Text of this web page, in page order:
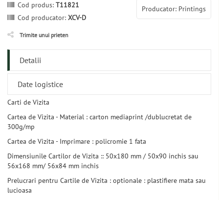
Producator: Printings
Cod produs: T11821
Cod producator: XCV-D
Trimite unui prieten
Detalii
Date logistice
Carti de Vizita
Cartea de Vizita - Material : carton mediaprint /dublucretat de
300g/mp
Cartea de Vizita - Imprimare : policromie 1 fata
Dimensiunile Cartilor de Vizita :: 50x180 mm / 50x90 inchis sau
56x168 mm/ 56x84 mm inchis
Prelucrari pentru Cartile de Vizita : optionale : plastifiere mata sau
lucioasa